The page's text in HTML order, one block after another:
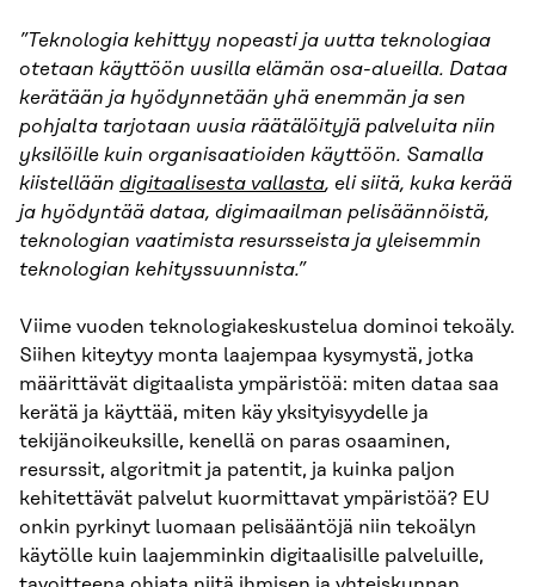
”Teknologia kehittyy nopeasti ja uutta teknologiaa
otetaan käyttöön uusilla elämän osa-alueilla. Dataa
kerätään ja hyödynnetään yhä enemmän ja sen
pohjalta tarjotaan uusia räätälöityjä palveluita niin
yksilöille kuin organisaatioiden käyttöön. Samalla
kiistellään digitaalisesta vallasta, eli siitä, kuka kerää
ja hyödyntää dataa, digimaailman pelisäännöistä,
teknologian vaatimista resursseista ja yleisemmin
teknologian kehityssuunnista.”
Viime vuoden teknologiakeskustelua dominoi tekoäly.
Siihen kiteytyy monta laajempaa kysymystä, jotka
määrittävät digitaalista ympäristöä: miten dataa saa
kerätä ja käyttää, miten käy yksityisyydelle ja
tekijänoikeuksille, kenellä on paras osaaminen,
resurssit, algoritmit ja patentit, ja kuinka paljon
kehitettävät palvelut kuormittavat ympäristöä? EU
onkin pyrkinyt luomaan pelisääntöjä niin tekoälyn
käytölle kuin laajemminkin digitaalisille palveluille,